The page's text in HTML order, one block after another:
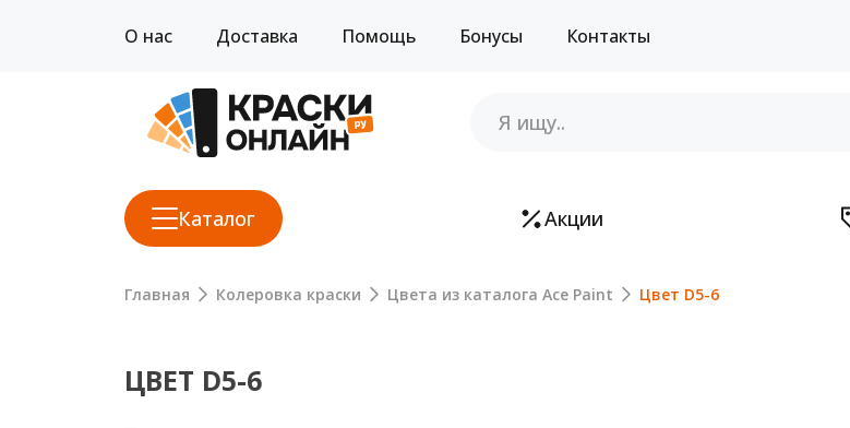
О нас Доставка Помощь Бонусы Контакты
Каталог Акции
Главная Колеровка краски Цвета из каталога Ace Paint Цвет D5-6
ЦВЕТ D5-6